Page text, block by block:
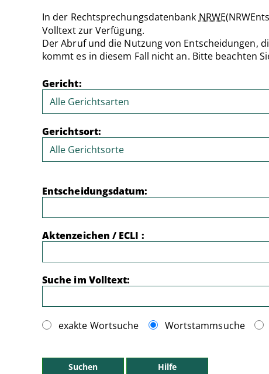
In der Rechtsprechungsdatenbank NRWE
Volltext zur Verfügung.
Der Abruf und die Nutzung von Entscheidungen,
kommt es in diesem Fall nicht an. Bitte beachten
Gericht:
Gerichtsort:
Entscheidungsdatum:
Aktenzeichen / ECLI :
Suche im Volltext:
exakte Wortsuche Wortstammsuche